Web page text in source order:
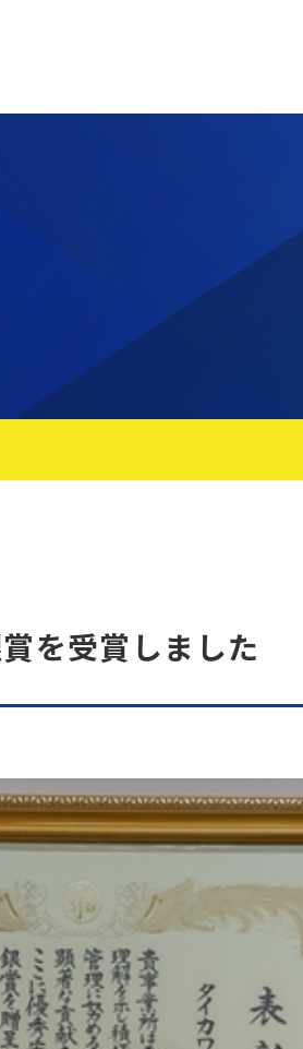
を受賞しました